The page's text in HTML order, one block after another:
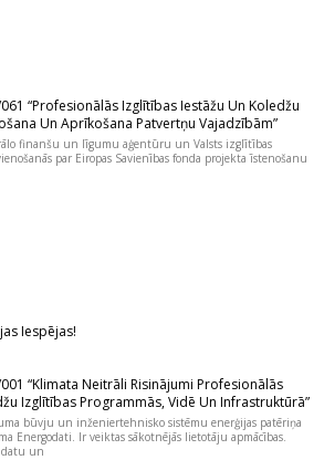
“Profesionālās Izglītības Iestāžu Un Koledžu
Un Aprīkošana Patvertņu Vajadzībām”
finanšu un līgumu aģentūru un Valsts izglītības
par Eiropas Savienības fonda projekta īstenošanu
Iespējas!
“Klimata Neitrāli Risinājumi Profesionālās
Izglītības Programmās, Vidē Un Infrastruktūrā”
būvju un inženiertehnisko sistēmu enerģijas patēriņa
Energodati. Ir veiktas sākotnējās lietotāju apmācības.
datu un